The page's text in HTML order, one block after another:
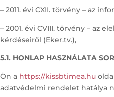
– 2011. évi CXII. törvény – az
– 2001. évi CVIII. törvény – az
kérdéseiről (Eker.tv.),
5.1. HONLAP HASZNÁLATA
Ön a https://kissbtimea.hu
adatvédelmi rendelet hatálya